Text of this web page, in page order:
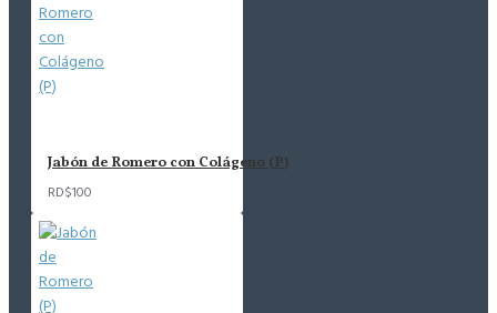
Jabón de Romero con Colágeno (P)
RD$100